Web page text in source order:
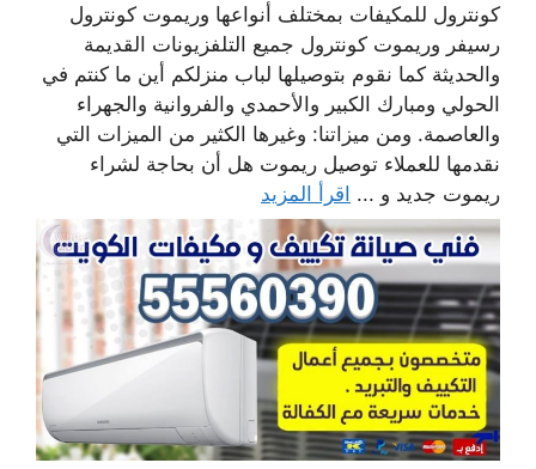
كونترول للمكيفات بمختلف أنواعها وريموت كونترول
رسيفر وريموت كونترول جميع التلفزيونات القديمة
والحديثة كما نقوم بتوصيلها لباب منزلكم أين ما كنتم في
الحولي ومبارك الكبير والأحمدي والفروانية والجهراء
والعاصمة. ومن ميزاتنا: وغيرها الكثير من الميزات التي
نقدمها للعملاء توصيل ريموت هل أن بحاجة لشراء
ريموت جديد و ... اقرأ المزيد